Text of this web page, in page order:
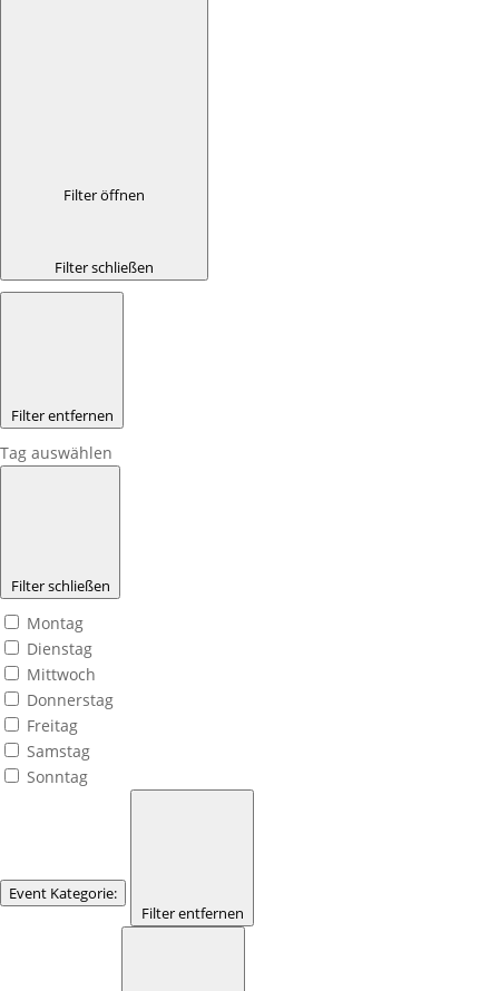
Filter öffnen
Filter schließen
Filter entfernen
Tag auswählen
Filter schließen
Montag
Dienstag
Mittwoch
Donnerstag
Freitag
Samstag
Sonntag
Event Kategorie:
Filter entfernen